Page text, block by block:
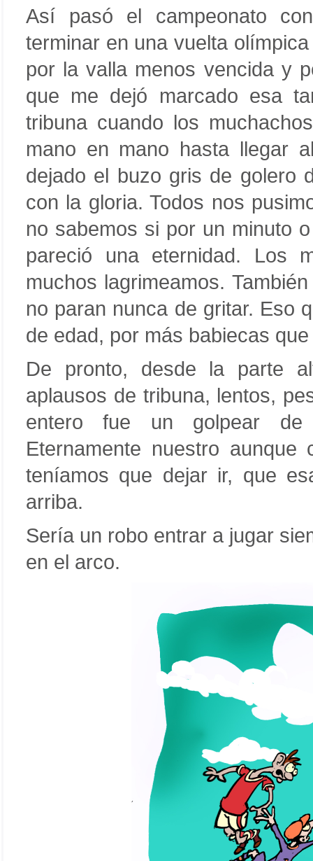
Así pasó el campeonato
terminar en una vuelta
por la valla menos vencida y
que me dejó marcado esa
tribuna cuando los
mano en mano hasta llegar
dejado el buzo gris de golero
con la gloria. Todos nos
no sabemos si por un minuto
pareció una eternidad. Los
muchos lagrimeamos.
no paran nunca de gritar. Eso
de edad, por más babiecas
De pronto, desde la parte
aplausos de tribuna, lentos,
entero fue un golpear de
Eternamente nuestro
teníamos que dejar ir, que
arriba.
Sería un robo entrar a jugar
en el arco.